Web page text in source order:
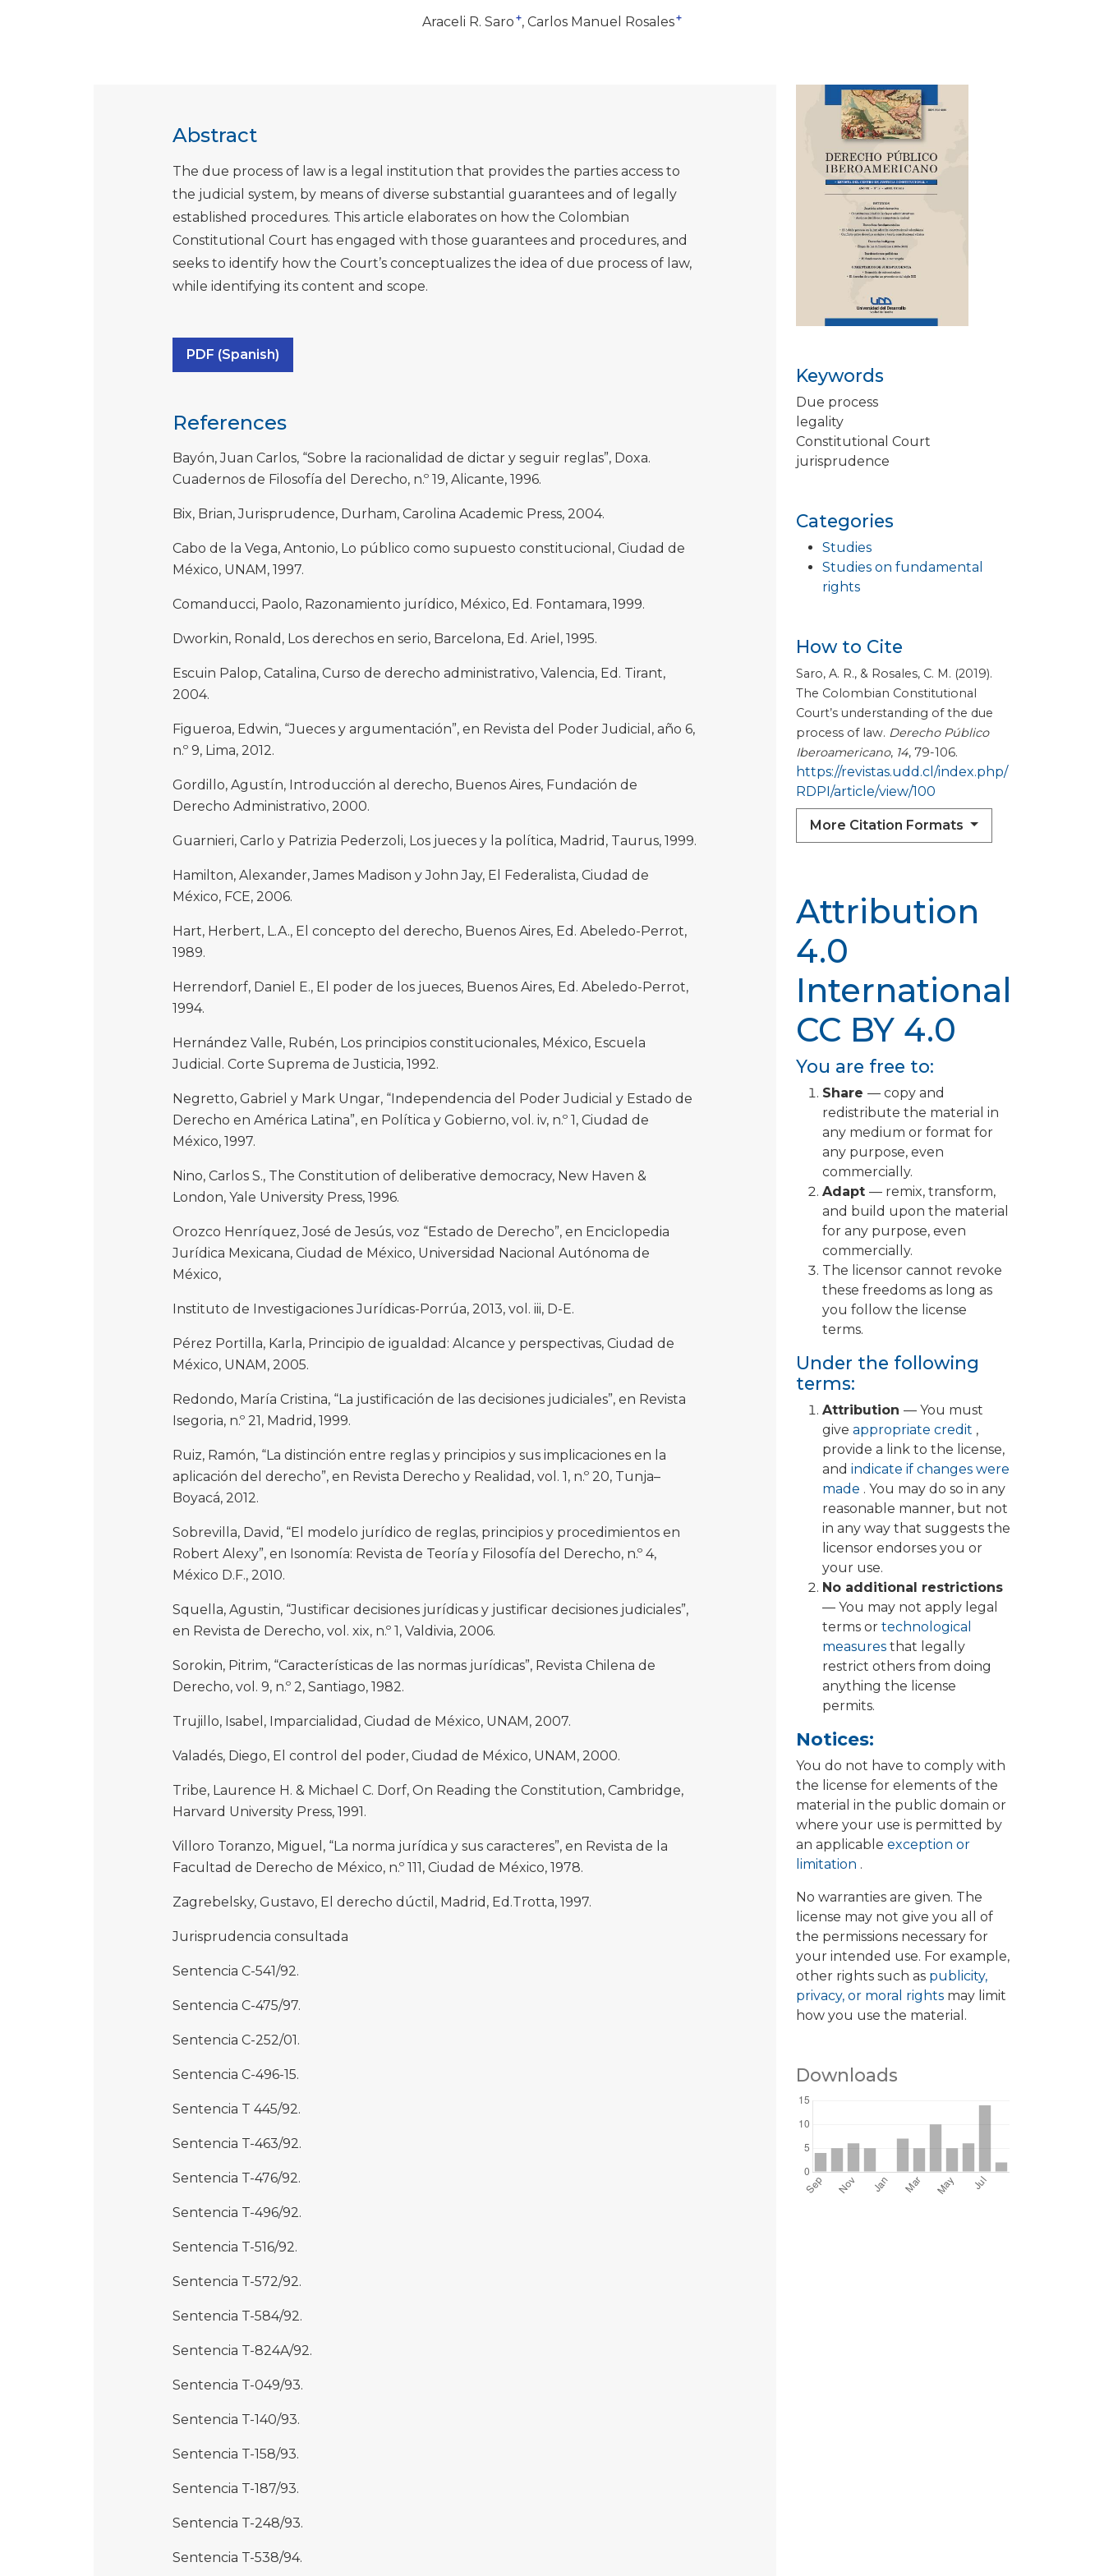
Araceli R. Saro + Carlos Manuel Rosales+
Keywords
Due process
legality
Constitutional Court
jurisprudence
Categories
Studies
Studies on fundamental
rights
How to Cite
Saro, A. R., & Rosales, C. M. (2019).
The Colombian Constitutional
Court’s understanding of the due
process of law. Derecho Público
Iberoamericano, 14, 79-106.
https://revistas.udd.cl/index.php/
RDPI/article/view/100
More Citation Formats
Attribution
4.0
International
CC BY 4.0
You are free to:
Share — copy and
redistribute the material in
any medium or format for
any purpose, even
commercially.
Adapt — remix, transform,
and build upon the material
for any purpose, even
commercially.
The licensor cannot revoke
these freedoms as long as
you follow the license
terms.
Under the following
terms:
Attribution — You must
give appropriate credit ,
provide a link to the license,
and indicate if changes were
made . You may do so in any
reasonable manner, but not
in any way that suggests the
licensor endorses you or
your use.
No additional restrictions
— You may not apply legal
terms or technological
measures that legally
restrict others from doing
anything the license
permits.
Notices:
You do not have to comply with
the license for elements of the
material in the public domain or
where your use is permitted by
an applicable exception or
limitation .
No warranties are given. The
license may not give you all of
the permissions necessary for
your intended use. For example,
other rights such as publicity,
privacy, or moral rights may limit
how you use the material.
Downloads
Abstract
The due process of law is a legal institution that provides the parties access to
the judicial system, by means of diverse substantial guarantees and of legally
established procedures. This article elaborates on how the Colombian
Constitutional Court has engaged with those guarantees and procedures, and
seeks to identify how the Court’s conceptualizes the idea of due process of law,
while identifying its content and scope.
PDF (Spanish)
References
Bayón, Juan Carlos, “Sobre la racionalidad de dictar y seguir reglas”, Doxa.
Cuadernos de Filosofía del Derecho, n.º 19, Alicante, 1996.
Bix, Brian, Jurisprudence, Durham, Carolina Academic Press, 2004.
Cabo de la Vega, Antonio, Lo público como supuesto constitucional, Ciudad de
México, UNAM, 1997.
Comanducci, Paolo, Razonamiento jurídico, México, Ed. Fontamara, 1999.
Dworkin, Ronald, Los derechos en serio, Barcelona, Ed. Ariel, 1995.
Escuin Palop, Catalina, Curso de derecho administrativo, Valencia, Ed. Tirant,
2004.
Figueroa, Edwin, “Jueces y argumentación”, en Revista del Poder Judicial, año 6,
n.º 9, Lima, 2012.
Gordillo, Agustín, Introducción al derecho, Buenos Aires, Fundación de
Derecho Administrativo, 2000.
Guarnieri, Carlo y Patrizia Pederzoli, Los jueces y la política, Madrid, Taurus, 1999.
Hamilton, Alexander, James Madison y John Jay, El Federalista, Ciudad de
México, FCE, 2006.
Hart, Herbert, L.A., El concepto del derecho, Buenos Aires, Ed. Abeledo-Perrot,
1989.
Herrendorf, Daniel E., El poder de los jueces, Buenos Aires, Ed. Abeledo-Perrot,
1994.
Hernández Valle, Rubén, Los principios constitucionales, México, Escuela
Judicial. Corte Suprema de Justicia, 1992.
Negretto, Gabriel y Mark Ungar, “Independencia del Poder Judicial y Estado de
Derecho en América Latina”, en Política y Gobierno, vol. iv, n.º 1, Ciudad de
México, 1997.
Nino, Carlos S., The Constitution of deliberative democracy, New Haven &
London, Yale University Press, 1996.
Orozco Henríquez, José de Jesús, voz “Estado de Derecho”, en Enciclopedia
Jurídica Mexicana, Ciudad de México, Universidad Nacional Autónoma de
México,
Instituto de Investigaciones Jurídicas-Porrúa, 2013, vol. iii, D-E.
Pérez Portilla, Karla, Principio de igualdad: Alcance y perspectivas, Ciudad de
México, UNAM, 2005.
Redondo, María Cristina, “La justificación de las decisiones judiciales”, en Revista
Isegoria, n.º 21, Madrid, 1999.
Ruiz, Ramón, “La distinción entre reglas y principios y sus implicaciones en la
aplicación del derecho”, en Revista Derecho y Realidad, vol. 1, n.º 20, Tunja–
Boyacá, 2012.
Sobrevilla, David, “El modelo jurídico de reglas, principios y procedimientos en
Robert Alexy”, en Isonomía: Revista de Teoría y Filosofía del Derecho, n.º 4,
México D.F., 2010.
Squella, Agustin, “Justificar decisiones jurídicas y justificar decisiones judiciales”,
en Revista de Derecho, vol. xix, n.º 1, Valdivia, 2006.
Sorokin, Pitrim, “Características de las normas jurídicas”, Revista Chilena de
Derecho, vol. 9, n.º 2, Santiago, 1982.
Trujillo, Isabel, Imparcialidad, Ciudad de México, UNAM, 2007.
Valadés, Diego, El control del poder, Ciudad de México, UNAM, 2000.
Tribe, Laurence H. & Michael C. Dorf, On Reading the Constitution, Cambridge,
Harvard University Press, 1991.
Villoro Toranzo, Miguel, “La norma jurídica y sus caracteres”, en Revista de la
Facultad de Derecho de México, n.º 111, Ciudad de México, 1978.
Zagrebelsky, Gustavo, El derecho dúctil, Madrid, Ed.Trotta, 1997.
Jurisprudencia consultada
Sentencia C-541/92.
Sentencia C-475/97.
Sentencia C-252/01.
Sentencia C-496-15.
Sentencia T 445/92.
Sentencia T-463/92.
Sentencia T-476/92.
Sentencia T-496/92.
Sentencia T-516/92.
Sentencia T-572/92.
Sentencia T-584/92.
Sentencia T-824A/92.
Sentencia T-049/93.
Sentencia T-140/93.
Sentencia T-158/93.
Sentencia T-187/93.
Sentencia T-248/93.
Sentencia T-538/94.